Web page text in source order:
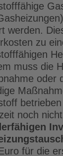
werden.
zu
muss die
oder
noch
für die